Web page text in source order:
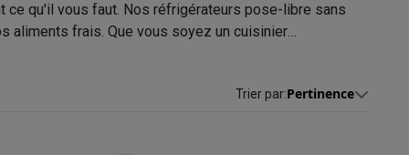
ce qu'il vous faut. Nos réfrigérateurs pose-libre sans
aliments frais. Que vous soyez un cuisinier
parfait. Placez un modèle pose-libre où vous voulez,
la gamme de frigos encastrables 1 portesde la
Trier par:Pertinence